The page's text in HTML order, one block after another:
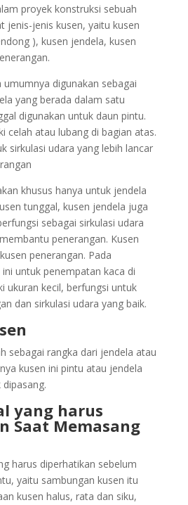
proyek konstruksi sebuah
jenis-jenis kusen, yaitu kusen
), kusen jendela, kusen
umumnya digunakan sebagai
yang berada dalam satu
digunakan untuk daun pintu.
celah atau lubang di bagian atas.
sirkulasi udara yang lebih lancar
khusus hanya untuk jendela
tunggal, kusen jendela juga
sebagai sirkulasi udara
penerangan. Kusen
penerangan. Pada
untuk penempatan kaca di
ukuran kecil, berfungsi untuk
dan sirkulasi udara yang baik.
sebagai rangka dari jendela atau
kusen ini pintu atau jendela
yang harus
Saat Memasang
harus diperhatikan sebelum
yaitu sambungan kusen itu
kusen halus, rata dan siku,